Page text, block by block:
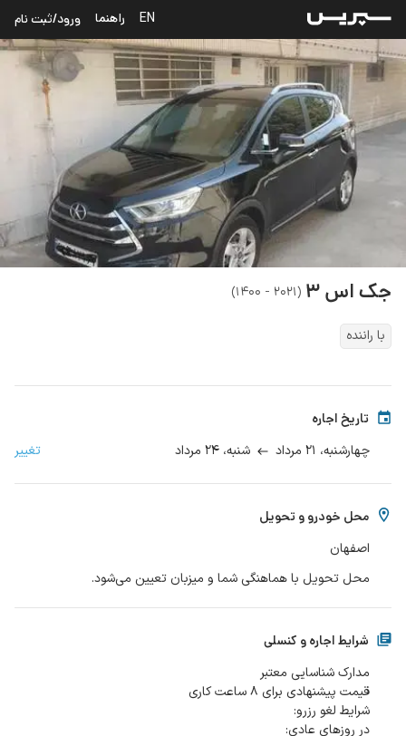
EN راهنما ورود/ثبت نام
جکاس ۳ (۲۰۲۱ - ۱۴۰۰ )
با راننده
تاریخ اجاره
چهارشنبه، شنبه، تغییر
محل خودرو و تحویل
اصفهان
محل تحویل با هماهنگی شما و میزبان تعیین می‌شود.
شرایط اجاره و کنسلی